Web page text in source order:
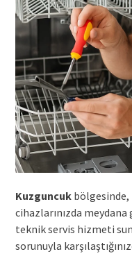
Kuzguncukbölgesinde,
cihazlarınızda
teknik servis hizmeti
sorunuyla